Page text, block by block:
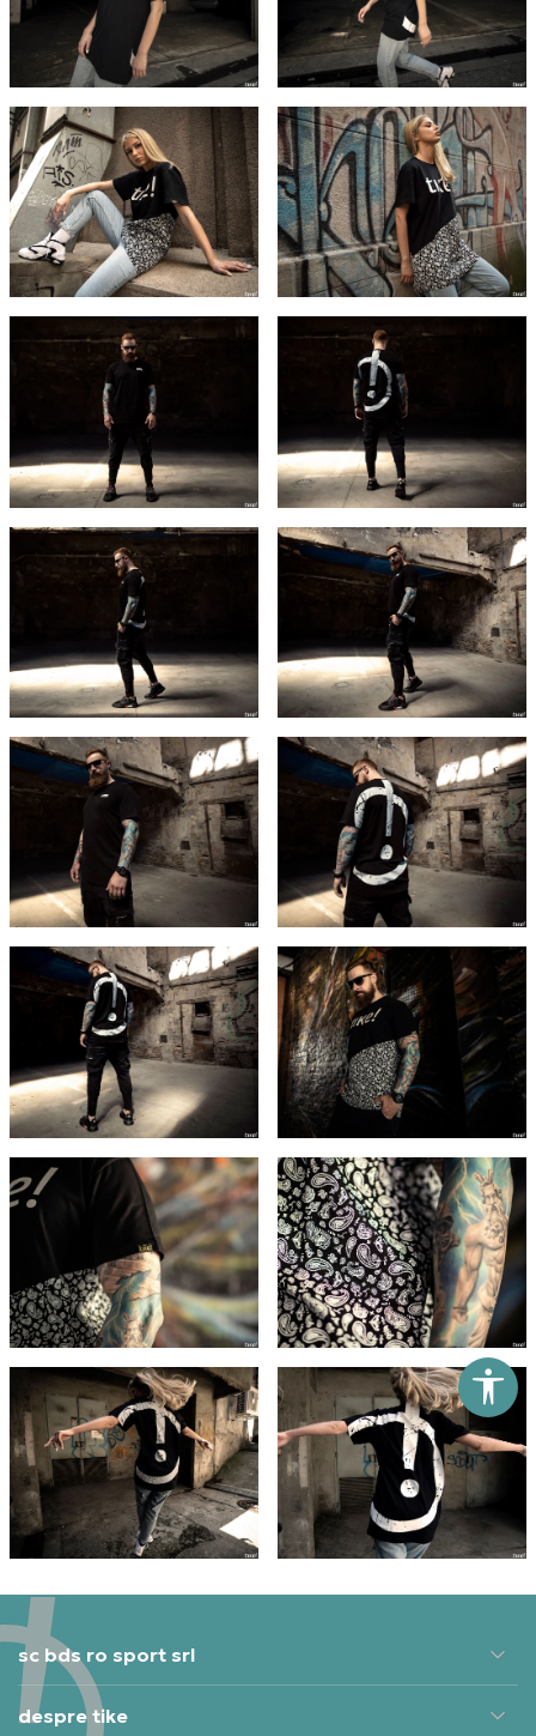
sc bds ro sport srl
despre tike